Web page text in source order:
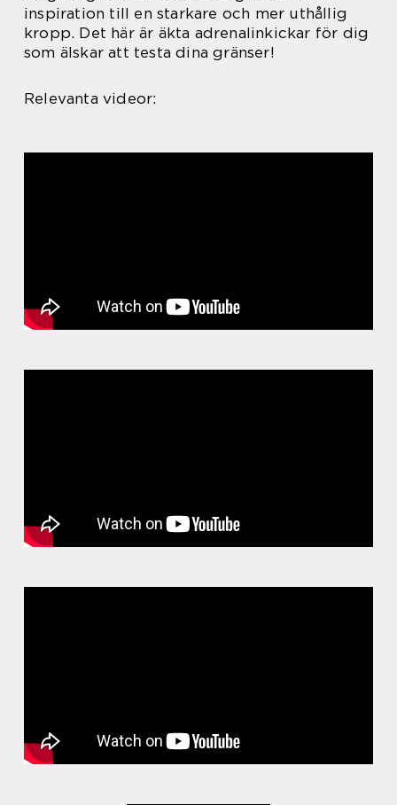
inspiration till en starkare och mer uthållig
kropp. Det här är äkta adrenalinkickar för dig
som älskar att testa dina gränser!
Relevanta videor: